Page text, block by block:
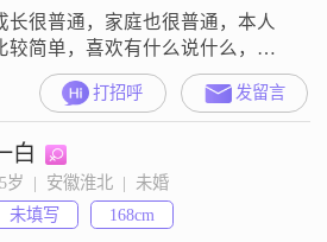
长很普通，家庭也很普通，本人
较简单，喜欢有什么说什么，心
里藏不住事，开心不开心都写在脸
上，自我感觉性格还算不错，就是
通交流方面比较弱，与女生相处
本上冷场现象比较多……原因可
是因为彼此不熟，说话顾及比较
，放不开。当然，也知道自己的
毛病，可就是改不了，哎，其他
打招呼 发留言
白
岁  |  安徽淮北  |  未婚
未填写
168cm